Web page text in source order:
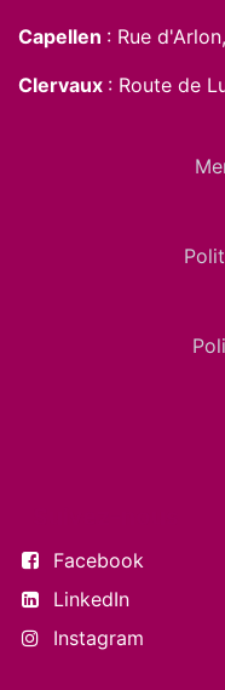
Capellen : Rue
Clervaux : Route de
Facebook
LinkedIn
Instagram